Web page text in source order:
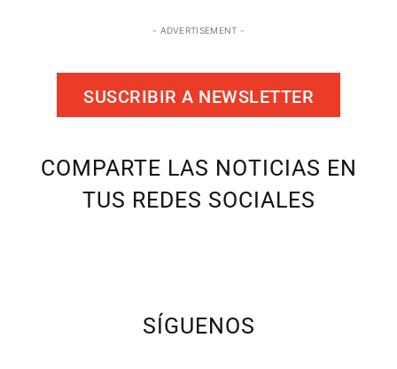
- ADVERTISEMENT -
SUSCRIBIR A NEWSLETTER
COMPARTE LAS NOTICIAS EN
TUS REDES SOCIALES
SÍGUENOS